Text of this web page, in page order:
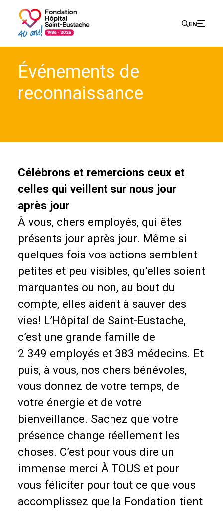
EN
for:
Événements de
reconnaissance
Célébrons et remercions ceux et
celles qui veillent sur nous jour
après jour
À vous, chers employés, qui êtes
présents jour après jour. Même si
quelques fois vos actions semblent
petites et peu visibles, qu’elles soient
marquantes ou non, au bout du
compte, elles aident à sauver des
vies! L’Hôpital de Saint-Eustache,
c’est une grande famille de
2 349 employés et 383 médecins. Et
puis, à vous, nos chers bénévoles,
vous donnez de votre temps, de
votre énergie et de votre
bienveillance. Sachez que votre
présence change réellement les
choses. C’est pour vous dire un
immense merci À TOUS et pour
vous féliciter pour tout ce que vous
accomplissez que la Fondation tient